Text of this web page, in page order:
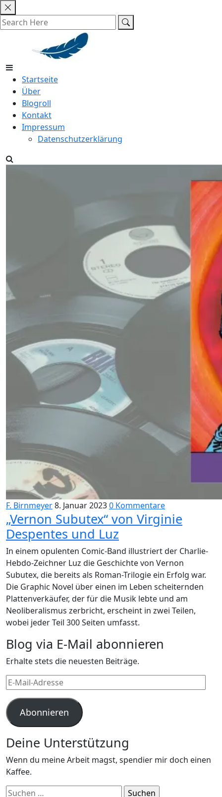
Skip
to
content
Startseite
Über
Blogroll
Kontakt
Impressum
Datenschutzerklärung
F. Birnmeyer8. Januar 20230 Kommentare
„Vernon Subutex“ von Virginie
Despentes und Luz
In einem opulenten Comic-Band illustriert der Charlie-
Hebdo-Zeichner Luz die Geschichte von Vernon
Subutex, die bereits als Roman-Trilogie ein Erfolg war.
Die Graphic Novel über einen im Leben scheiternden
Plattenverkäufer, der für die Musik lebte und am
Neoliberalismus zerbricht, erscheint in zwei Teilen,
wobei jeder Teil 300 Seiten umfasst.
Blog via E-Mail abonnieren
Erhalte stets die neuesten Beiträge.
E-
Mail-
Adresse
Abonnieren
Deine Unterstützung
Wenn du meine Arbeit magst, spendier mir doch einen
Kaffee.
Suchen